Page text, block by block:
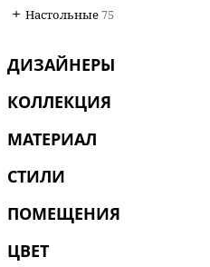
Настольные75
ДИЗАЙНЕРЫ
КОЛЛЕКЦИЯ
МАТЕРИАЛ
СТИЛИ
ПОМЕЩЕНИЯ
ЦВЕТ